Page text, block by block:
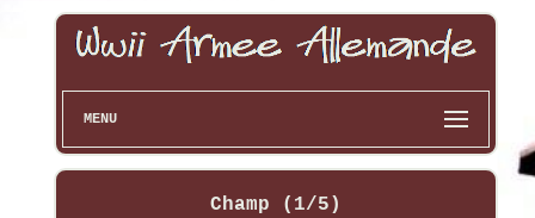
MENU
Champ (1/5)